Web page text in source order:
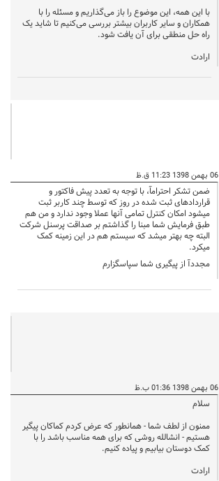
با این همه، این موضوع را باز می‌گذاریم و مسئله را با
همکاران و سایر کاربران بیشتر بررسی می‌کنیم تا شاید یک
راه حل منطقی برای آن یافت شود.
ارادت
06 بهمن 1398 11:23 ق.ظ
ضمن تشکر احترامآ، با توجه به تعدد پیش فاکتور و
قراردادهای ثبت شده در روز که توسط چند کاربر ثبت
میشود امکان کنترل تمامی آنها عملا وجود ندارد و من هم
طبق فرمایش شما مبنا را گذاشتم بر صداقت پرسنل شرکت
البته چه بهتر میشد که سیستم هم در این زمینه کمک
میکرد.
مجددآ از پیگیری شما سپاسگزارم
06 بهمن 1398 01:36 ب.ظ
سلام
ممنون از لطف شما - همانطور که عرض کردم کماکان پیگیر
هستیم - انشالله روشی که برای همه مناسب باشد را با
کمک دوستان بیابیم و پیاده کنیم.
ارادت